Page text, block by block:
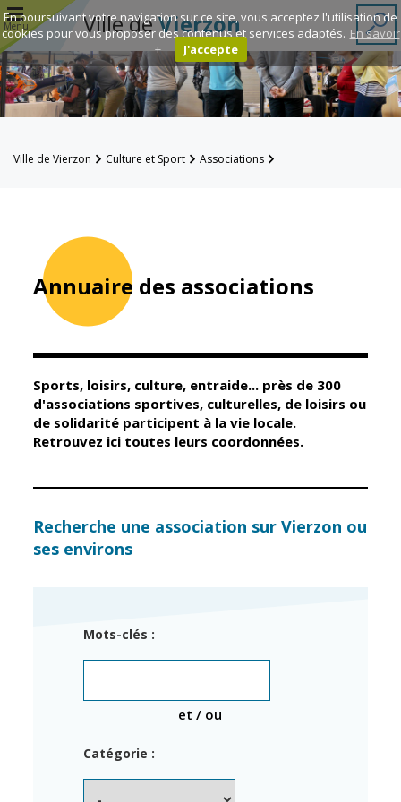
Menu Ville deVierzon
Annuaire des
associations
Espace
Famille
Contacts
Mairie
Élus
Municipal
Services de la
Ville
Cimetières
Titres
État civil
Enfance et
éducation
Guichet unique
enfance
Ville de Vierzon Culture et Sport Associations
Annuaire des associations
Sports, loisirs, culture, entraide... près de 300
d'associations sportives, culturelles, de loisirs ou
de solidarité participent à la vie locale.
Retrouvez ici toutes leurs coordonnées.
Recherche une association sur Vierzon ou
ses environs
Mots-clés :
et / ou
Catégorie :
En poursuivant votre navigation sur ce site, vous acceptez l'utilisation de
cookies pour vous proposer des contenus et services adaptés. En savoir
+
J'accepte